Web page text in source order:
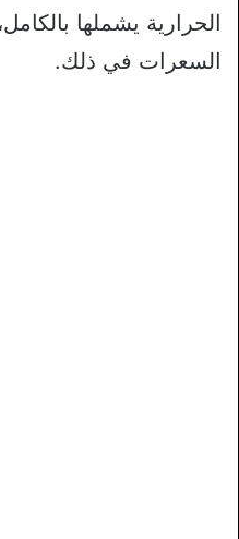
الحرارية يشملها
السعرات في ذلك.